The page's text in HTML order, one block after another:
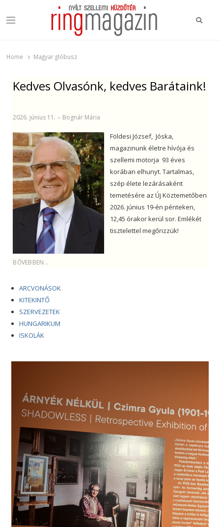
Home Magyar glóbusz
Kedves Olvasónk, kedves Barátaink!
2026. június 11. Bognár Mária
Földesi József, Jóska,
magazinunk életre hívója és
szellemi motorja 93 éves
korában elhunyt. Tartalmas,
szép élete lezárásaként
temetésére az Új Köztemetőben
2026. június 19-én pénteken,
12,45 órakor kerül sor. Emlékét
tisztelettel megőrizzük!
BŐVEBBEN...
ARCVONÁSOK
KITEKINTŐ
SZERVEZETEK
HUNGARIKUM
ISKOLÁK